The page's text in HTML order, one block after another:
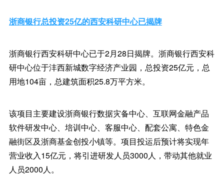
浙商银行总投资25亿的西安科研中心已揭牌
浙商银行西安科研中心已于2月28日揭牌。浙商银行西安科
研中心位于沣西新城数字经济产业园，总投资25亿元，总
用地104亩，总建筑面积25.8万平方米。
该项目主要建设浙商银行数据灾备中心、互联网金融产品
软件研发中心、培训中心、客服中心、配套公寓、特色金
融街区及浙商基金创投小镇等。项目投运后预计将实现年
营业收入15亿元，将引进研发人员3000人，带动其他就业
人员2000人。